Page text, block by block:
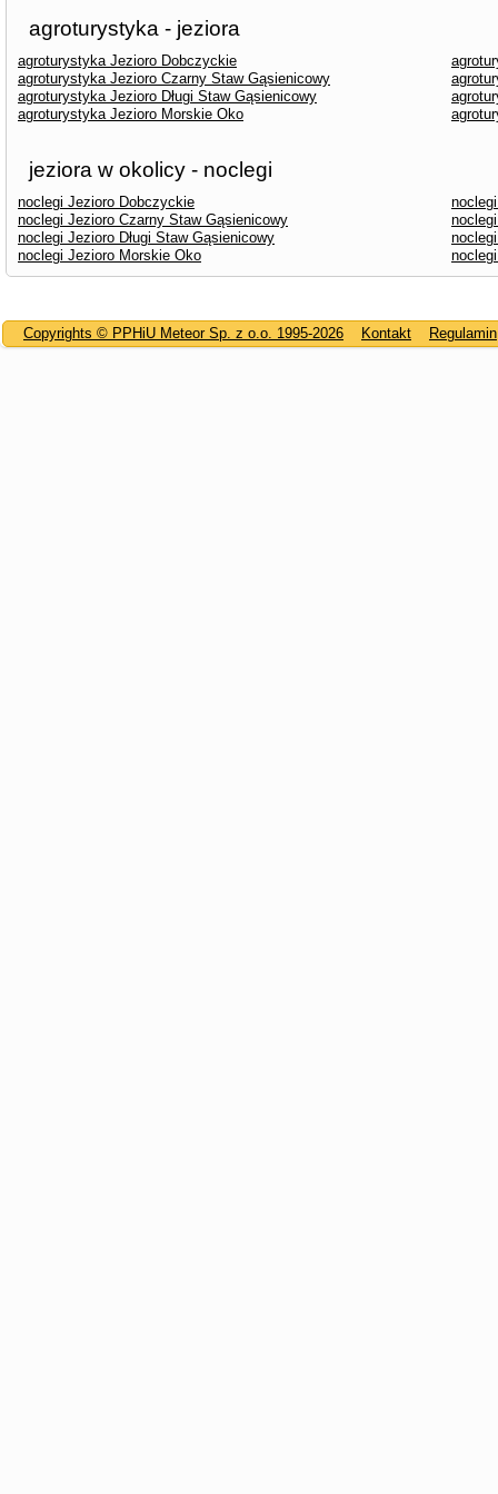
agroturystyka - jeziora
agroturystyka Jezioro Dobczyckie
agroturystyka Jezioro Czarny Staw Gąsienicowy
agroturystyka Jezioro Długi Staw Gąsienicowy
agroturystyka Jezioro Morskie Oko
jeziora w okolicy - noclegi
noclegi Jezioro Dobczyckie
noclegi Jezioro Czarny Staw Gąsienicowy
noclegi Jezioro Długi Staw Gąsienicowy
noclegi Jezioro Morskie Oko
Copyrights © PPHiU Meteor Sp. z o.o. 1995-2026 Kontakt Regulamin